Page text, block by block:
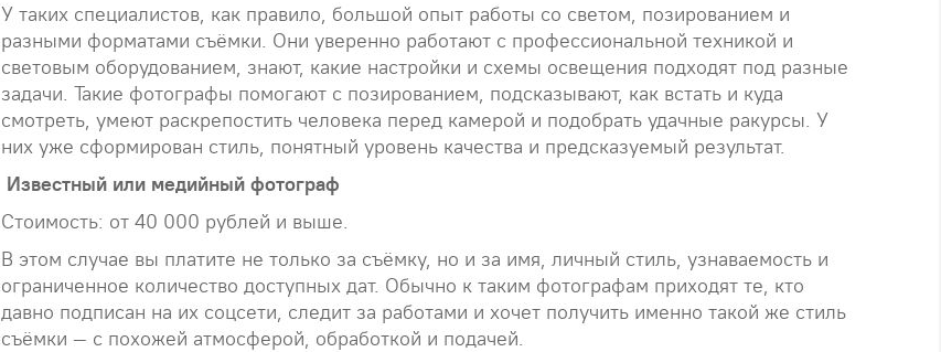
У таких специалистов, как правило, большой опыт работы со светом, позированием и
разными форматами съёмки. Они уверенно работают с профессиональной техникой и
световым оборудованием, знают, какие настройки и схемы освещения подходят под разные
задачи. Такие фотографы помогают с позированием, подсказывают, как встать и куда
смотреть, умеют раскрепостить человека перед камерой и подобрать удачные ракурсы. У
них уже сформирован стиль, понятный уровень качества и предсказуемый результат.
Известный или медийный фотограф
Стоимость: от 40 000 рублей и выше.
В этом случае вы платите не только за съёмку, но и за имя, личный стиль, узнаваемость и
ограниченное количество доступных дат. Обычно к таким фотографам приходят те, кто
давно подписан на их соцсети, следит за работами и хочет получить именно такой же стиль
съёмки — с похожей атмосферой, обработкой и подачей.